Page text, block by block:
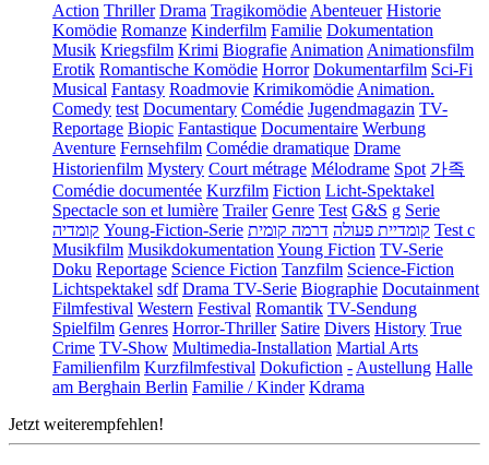
Action Thriller Drama TragikomödieAbenteuer Historie
Komödie Romanze Kinderfilm Familie Dokumentation
Musik Kriegsfilm Krimi BiografieAnimationAnimationsfilm
Erotik Romantische Komödie Horror Dokumentarfilm Sci-Fi
Musical Fantasy Roadmovie KrimikomödieAnimation.
Comedy test Documentary Comédie Jugendmagazin TV-
Reportage Biopic Fantastique Documentaire Werbung
Aventure Fernsehfilm Comédie dramatique Drame
Historienfilm Mystery Court métrage Mélodrame Spot 가족
Comédie documentée Kurzfilm Fiction Licht-Spektakel
Spectacle son et lumière Trailer Genre Test G&S g Serie
קומדיה Young-Fiction-Serie קומדיית פעולה דרמה קומית
Test c
Musikfilm MusikdokumentationYoung Fiction TV-Serie
Doku Reportage Science Fiction Tanzfilm Science-Fiction
Lichtspektakel sdf Drama TV-Serie Biographie Docutainment
Filmfestival Western Festival Romantik TV-Sendung
Spielfilm Genres Horror-Thriller Satire Divers History True
Crime TV-Show Multimedia-Installation Martial Arts
Familienfilm Kurzfilmfestival Dokufiction -Austellung Halle
am Berghain Berlin Familie / Kinder Kdrama
Jetzt weiterempfehlen!